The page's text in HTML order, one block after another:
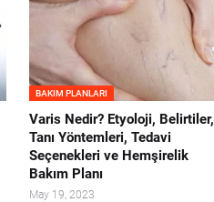
BAKIM PLANLARI
Varis Nedir? Etyoloji, Belirtiler,
Tanı Yöntemleri, Tedavi
Seçenekleri ve Hemşirelik
Bakım Planı
May 19, 2023